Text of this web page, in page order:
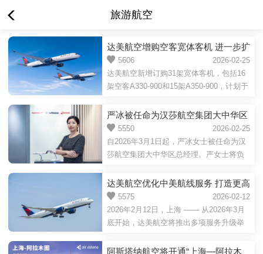
旅游航空
达美航空增购空客宽体客机 进一步扩
大机队规模
2026-02-25
5606
达美航空新增订购31架宽体客机，包括16
架空客A330-900和15架A350-900，计划于
—— 达美航空将为其机队新增31架新一代
空客宽体客机，这项投资将在未来数年助
力国际航线拓展，并加速机队更新进程。
此次订购计划包含一笔新增订单，并行使
机的未来选购权。达美航空首席执行官Ed
Bastian表示：“随着我们持续拓展国际业务
版图，并为扩大长途航线市场提前布...
严冰被任命为汉莎航空集团大中华区
总经理
2026-02-25
5550
自2026年3月1日起，严冰女士被任命为汉
莎航空集团大中华区总经理。严女士将负
——汉莎航空、瑞士国际航空和奥地利航
空的所有商业活动，并代表汉莎航空集团
其它成员航司的商业利益。这包括管理并
战略性发展汉莎航空集团与中国国际航空
球最重要的航线联营之一。“作为一名拥有
达美航空优化中美航线服务 打造更高
端便捷的出行体验
2026-02-12
5575
2026年2月12日，上海 —— 从2026年3月
底开始，达美航空将推出多项服务升级举
海浦东至西雅图航线的执飞机型将由空客
阿斯塔纳航空将开通“上海—阿拉木